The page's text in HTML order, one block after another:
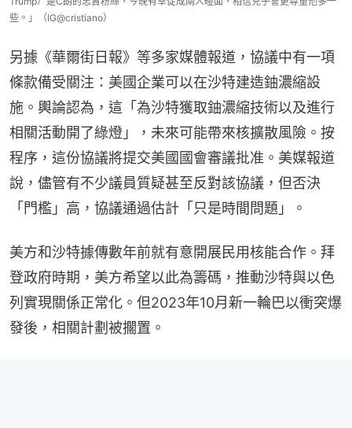
些。」（IG@cristiano）
另據《華爾街日報》等多家媒體報道，協議中有一項
條款備受關注：美國企業可以在沙特建造鈾濃縮設
施。輿論認為，這「為沙特獲取鈾濃縮技術以及進行
相關活動開了綠燈」，未來可能帶來核擴散風險。按
程序，這份協議將提交美國國會審議批准。美媒報道
說，儘管有不少議員質疑甚至反對該協議，但否決
「門檻」高，協議通過估計「只是時間問題」。
美方和沙特據傳數年前就有意開展民用核能合作。拜
登政府時期，美方希望以此為籌碼，推動沙特與以色
列實現關係正常化。但2023年10月新一輪巴以衝突爆
發後，相關計劃被擱置。